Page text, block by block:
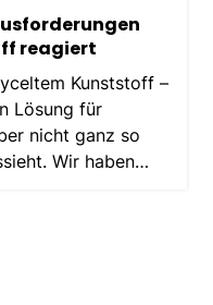
reagiert
Kunststoff –
Lösung für
nicht ganz so
Wir haben